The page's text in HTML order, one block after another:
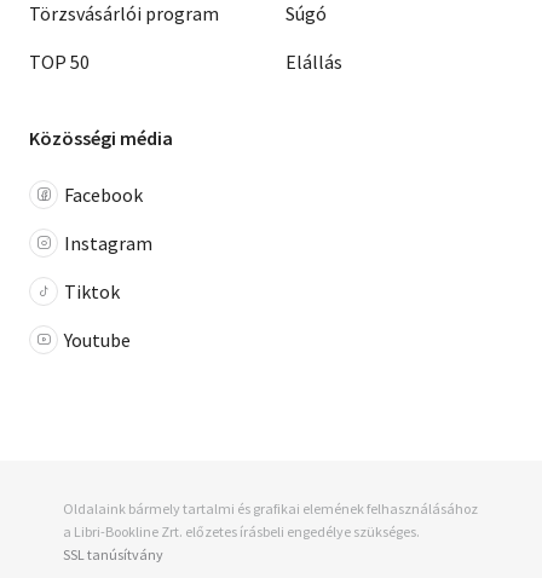
Törzsvásárlói program
TOP 50
Súgó
Elállás
Közösségi média
Facebook
Instagram
Tiktok
Youtube
Oldalaink bármely tartalmi és grafikai elemének felhasználásához
a Libri-Bookline Zrt. előzetes írásbeli engedélye szükséges.
SSL tanúsítvány